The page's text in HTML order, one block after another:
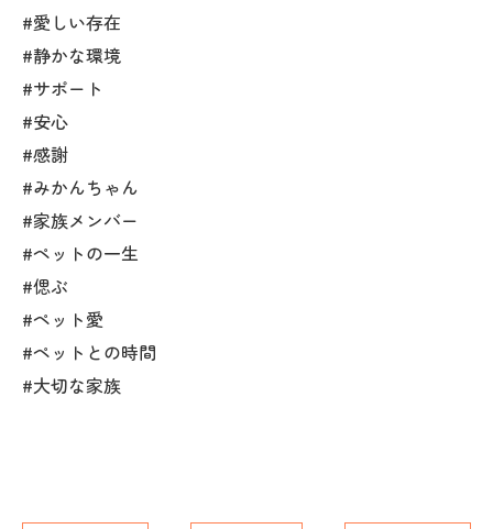
#愛しい存在
#静かな環境
#サポート
#安心
#感謝
#みかんちゃん
#家族メンバー
#ペットの一生
#偲ぶ
#ペット愛
#ペットとの時間
#大切な家族